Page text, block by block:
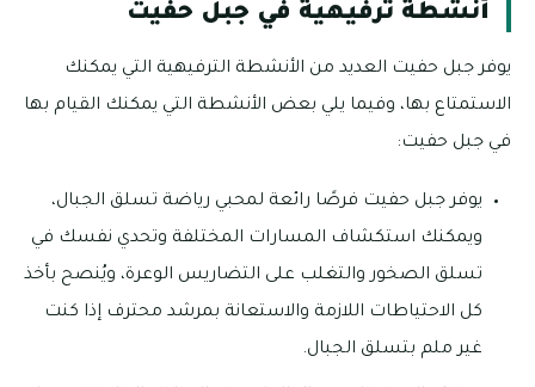
أنشطة ترفيهية في جبل حفيت
يوفر جبل حفيت العديد من الأنشطة الترفيهية التي يمكنك
الاستمتاع بها، وفيما يلي بعض الأنشطة التي يمكنك القيام بها
في جبل حفيت:
يوفر جبل حفيت فرصًا رائعة لمحبي رياضة تسلق الجبال،
ويمكنك استكشاف المسارات المختلفة وتحدي نفسك في
تسلق الصخور والتغلب على التضاريس الوعرة، ويُنصح بأخذ
كل الاحتياطات اللازمة والاستعانة بمرشد محترف إذا كنت
غير ملم بتسلق الجبال.